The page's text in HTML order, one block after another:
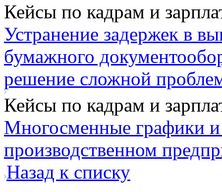
Кейсы по кадрам и
Устранение задержек в
бумажного
решение сложной
Кейсы по кадрам и
Многосменные графики
производственном
Назад к списку